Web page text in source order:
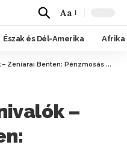
Aa
Észak és Dél-Amerika Afrika
Benten: Pénzmosás a barlangban
–